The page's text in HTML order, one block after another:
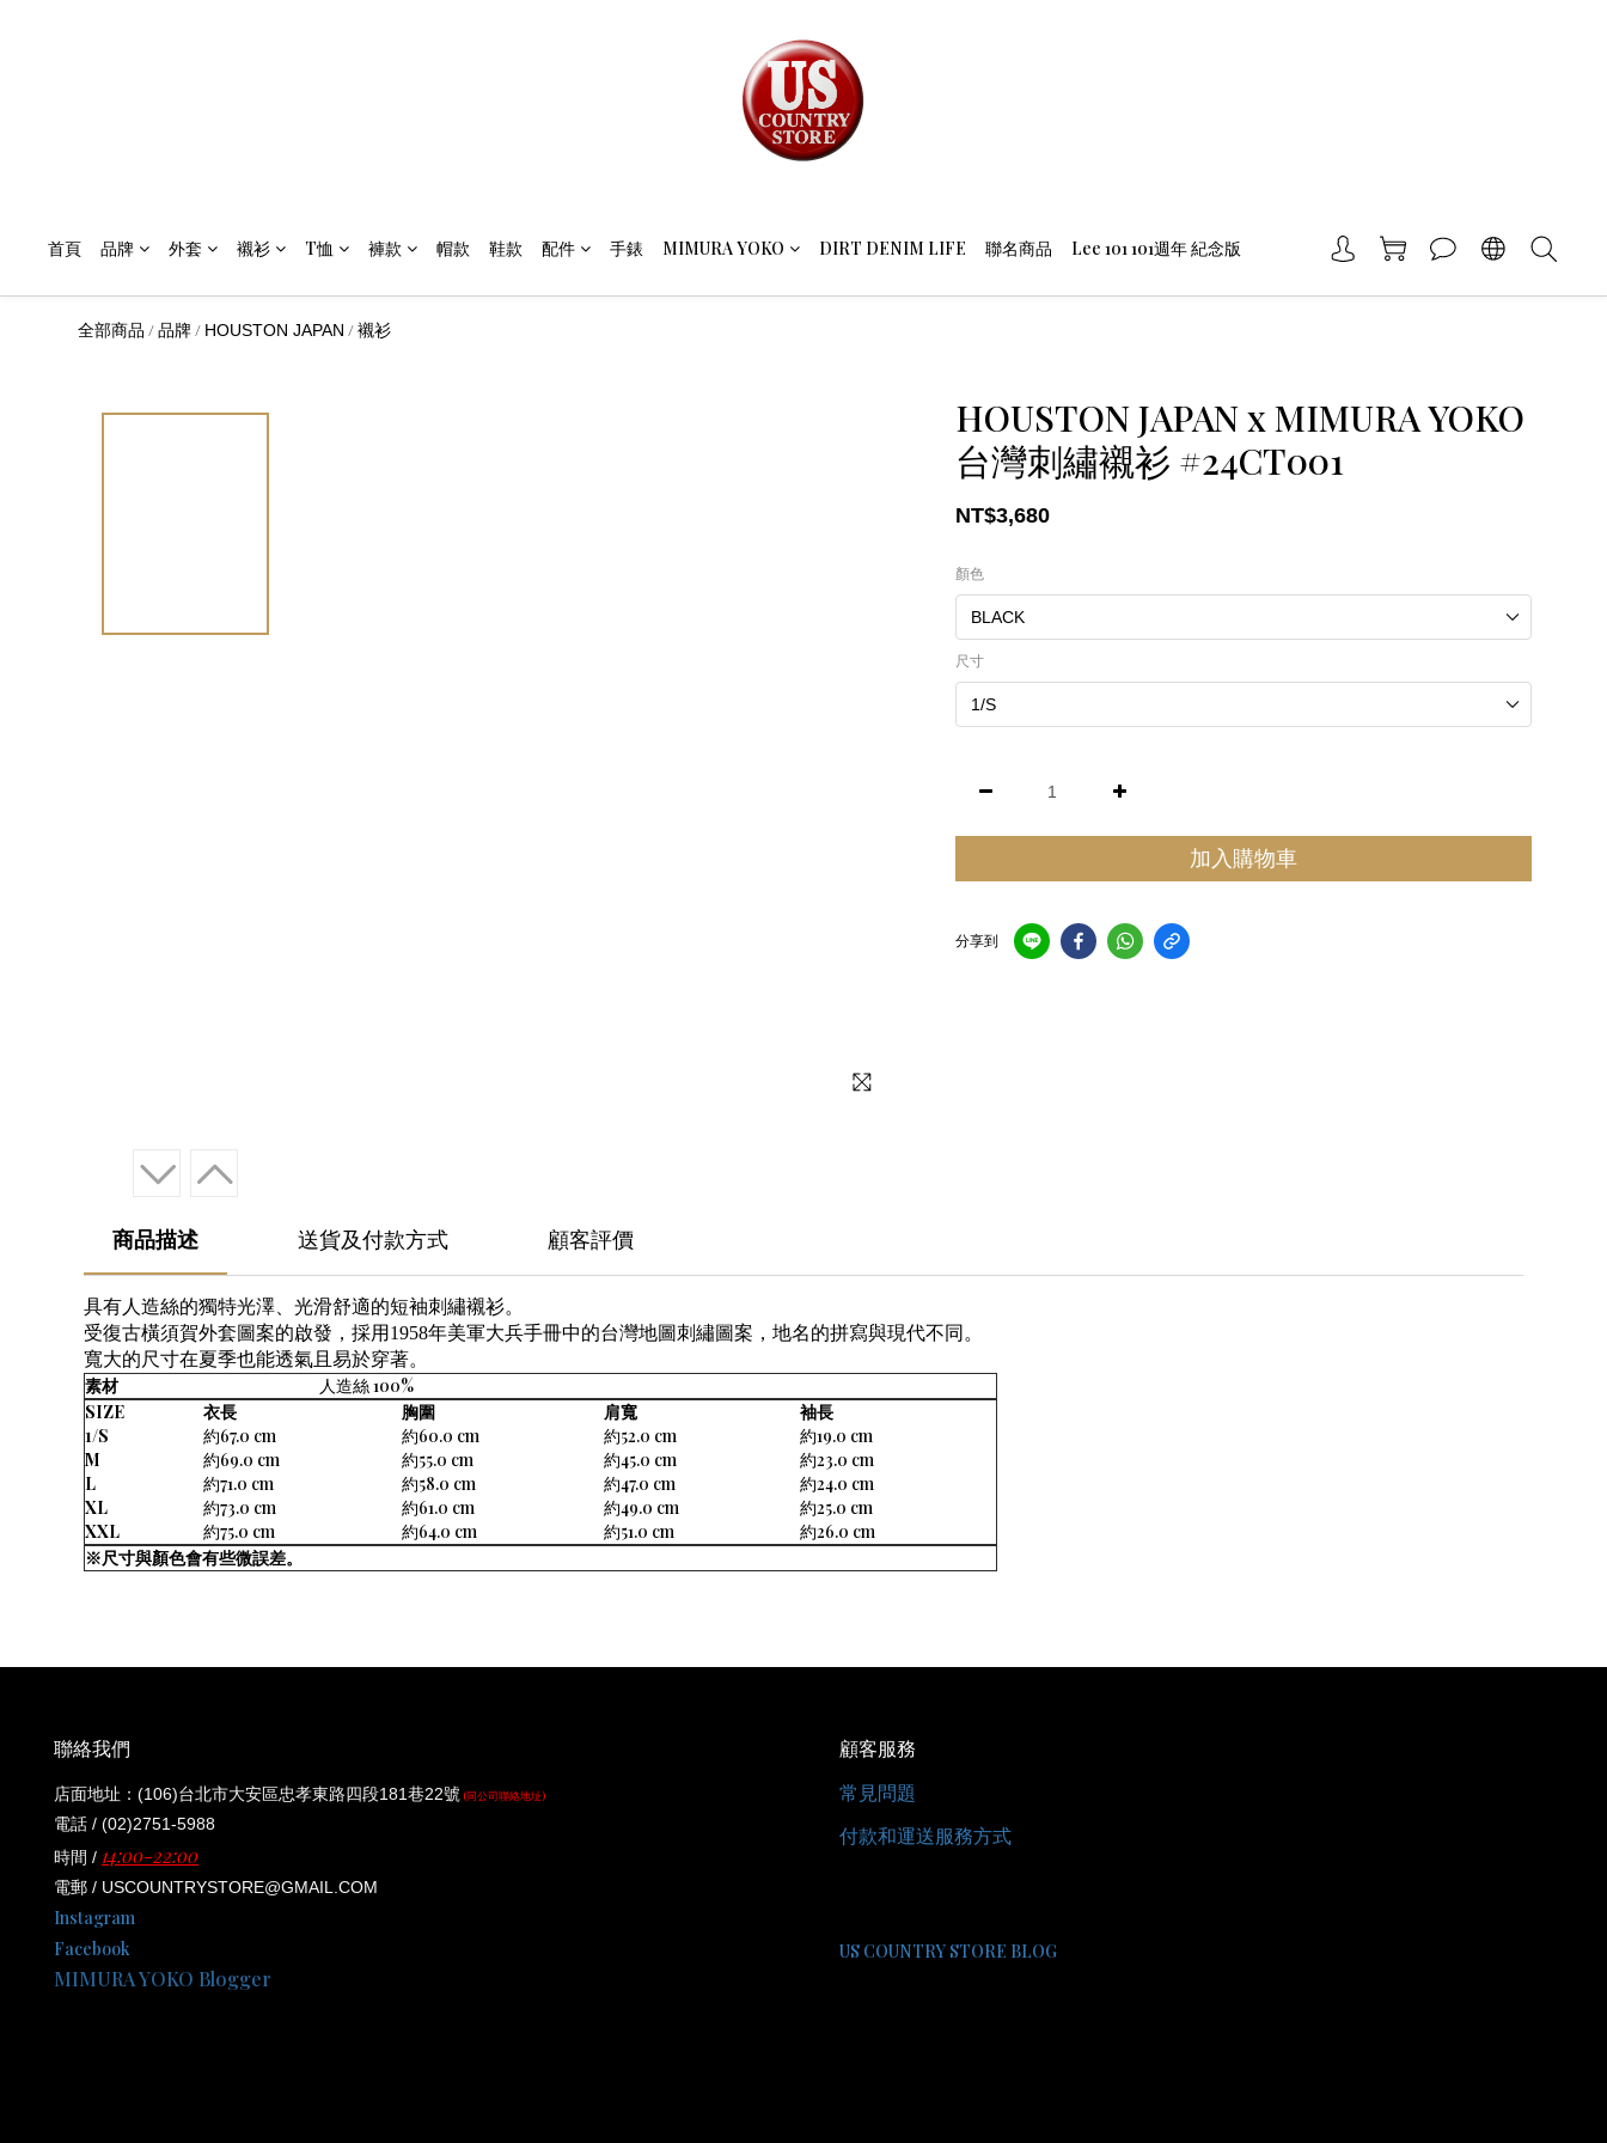
首頁 品牌 外套 襯衫 T恤 褲款 帽款 鞋款 配件 手錶 MIMURA YOKO DIRT DENIM LIFE 聯名商品 Lee 101 101週年 紀念版
全部商品 /品牌 / HOUSTON JAPAN /襯衫
HOUSTON JAPAN x MIMURA YOKO
台灣刺繡襯衫 #24CT001
NT$3,680
顏色
尺寸
加入購物車
分享到
商品描述 送貨及付款方式 顧客評價
具有人造絲的獨特光澤、光滑舒適的短袖刺繡襯衫。
受復古橫須賀外套圖案的啟發， 採用1958年美軍大兵手冊中的台灣地圖刺繡圖案，地名的拼寫與現代不同。
寬大的尺寸在夏季也能透氣且易於穿著。
素材
人造絲 100%
SIZE
衣長 胸圍 肩寬
袖長
1/S
約67.0 cm 約60.0 cm 約52.0 cm
約19.0 cm
M
約69.0 cm 約55.0 cm 約45.0 cm
約23.0 cm
L
約71.0 cm 約58.0 cm 約47.0 cm
約24.0 cm
XL
約73.0 cm 約61.0 cm 約49.0 cm
約25.0 cm
XXL
約75.0 cm 約64.0 cm 約51.0 cm
約26.0 cm
※尺寸與顏色會有些微誤差。
聯絡我們
店面地址：(106)台北市大安區忠孝東路四段181巷22號 (同公司聯絡地址)
電話 / (02)2751-5988
時間 / 14:00-22:00
電郵 / USCOUNTRYSTORE@GMAIL.COM
Instagram
Facebook
MIMURA YOKO Blogger
顧客服務
常見問題
付款和運送服務方式
US COUNTRY STORE BLOG